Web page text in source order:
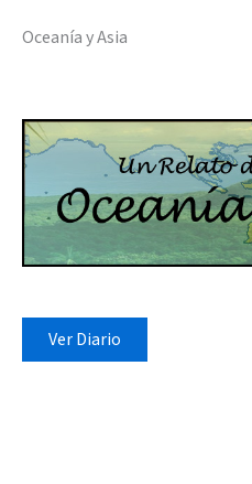
Oceanía y Asia
Ver Diario